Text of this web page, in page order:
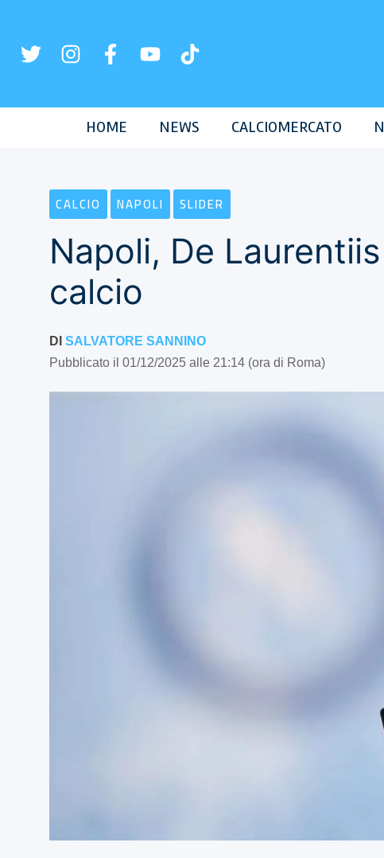
contenuto
HOME NEWS CALCIOMERCATO
CALCIO NAPOLI SLIDER
Napoli, De
calcio
DI SALVATORE SANNINO
Pubblicato il 01/12/2025 alle 21:14 (ora di Roma)